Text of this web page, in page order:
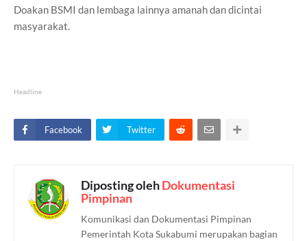
Doakan BSMI dan lembaga lainnya amanah dan dicintai
masyarakat.
Headline
Facebook Twitter
Diposting olehDokumentasi
Pimpinan
Komunikasi dan Dokumentasi Pimpinan
Pemerintah Kota Sukabumi merupakan bagian